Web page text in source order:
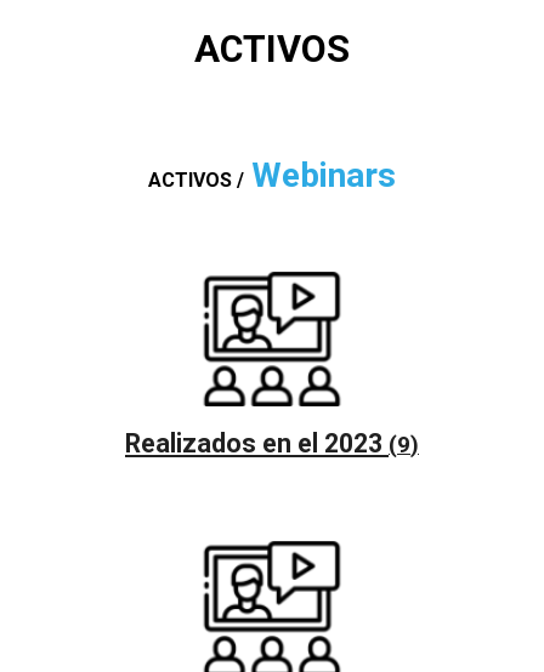
ACTIVOS
ACTIVOS / Webinars
Realizados en el 2023 (9)